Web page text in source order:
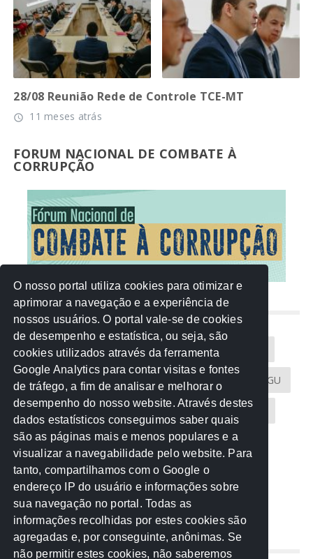
28/08 Reunião Rede de Controle TCE-MT
access_time 11 meses atrás
FORUM NACIONAL DE COMBATE À
CORRUPÇÃO
NUVEM DE TAGS
Acontece na Rede AGU AMM
Atricon Audicom CAU-MT CGU
CREA-MT Eventos MPC-MT MPE-MT
MPF Notícias PF PGE-MT PGR
Receita Federal Sem categoria
TCE-MT TCU TRE
REDE NOS ESTADOS
O nosso portal utiliza cookies para otimizar e
aprimorar a navegação e a experiência de
nossos usuários. O portal vale-se de cookies
de desempenho e estatística, ou seja, são
cookies utilizados através da ferramenta
Google Analytics para contar visitas e fontes
de tráfego, a fim de analisar e melhorar o
desempenho do nosso website. Através destes
dados estatísticos conseguimos saber quais
são as páginas mais e menos populares e a
visualizar a navegabilidade pelo website. Para
tanto, compartilhamos com o Google o
endereço IP do usuário e informações sobre
sua navegação no portal. Todas as
informações recolhidas por estes cookies são
agregadas e, por conseguinte, anônimas. Se
não permitir estes cookies, não saberemos